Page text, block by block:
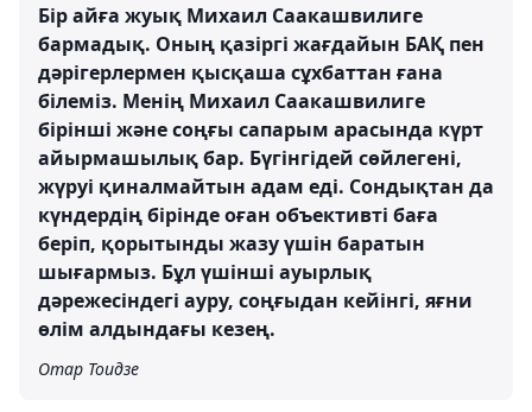
Бір айға жуық Михаил Саакашвилиге
бармадық. Оның қазіргі жағдайын БАҚ пен
дәрігерлермен қысқаша сұхбаттан ғана
білеміз. Менің Михаил Саакашвилиге
бірінші және соңғы сапарым арасында күрт
айырмашылық бар. Бүгінгідей сөйлегені,
жүруі қиналмайтын адам еді. Сондықтан да
күндердің бірінде оған объективті баға
беріп, қорытынды жазу үшін баратын
шығармыз. Бұл үшінші ауырлық
дәрежесіндегі ауру, соңғыдан кейінгі, яғни
өлім алдындағы кезең.
Отар Тоидзе